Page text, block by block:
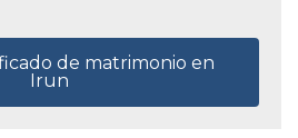
de matrimonio en
Irun